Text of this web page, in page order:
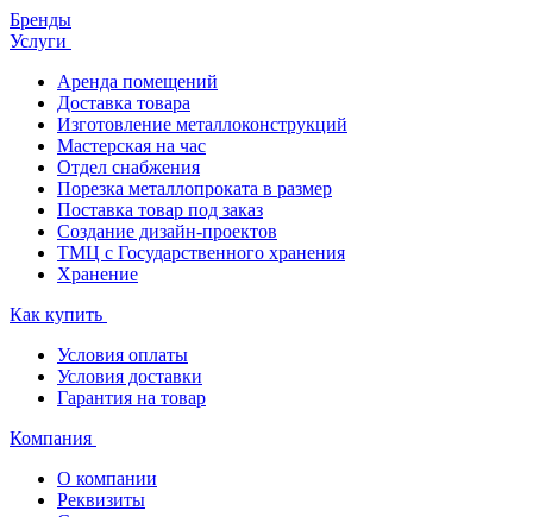
Бренды
Услуги
Аренда помещений
Доставка товара
Изготовление металлоконструкций
Мастерская на час
Отдел снабжения
Порезка металлопроката в размер
Поставка товар под заказ
Создание дизайн-проектов
ТМЦ с Государственного хранения
Хранение
Как купить
Условия оплаты
Условия доставки
Гарантия на товар
Компания
О компании
Реквизиты